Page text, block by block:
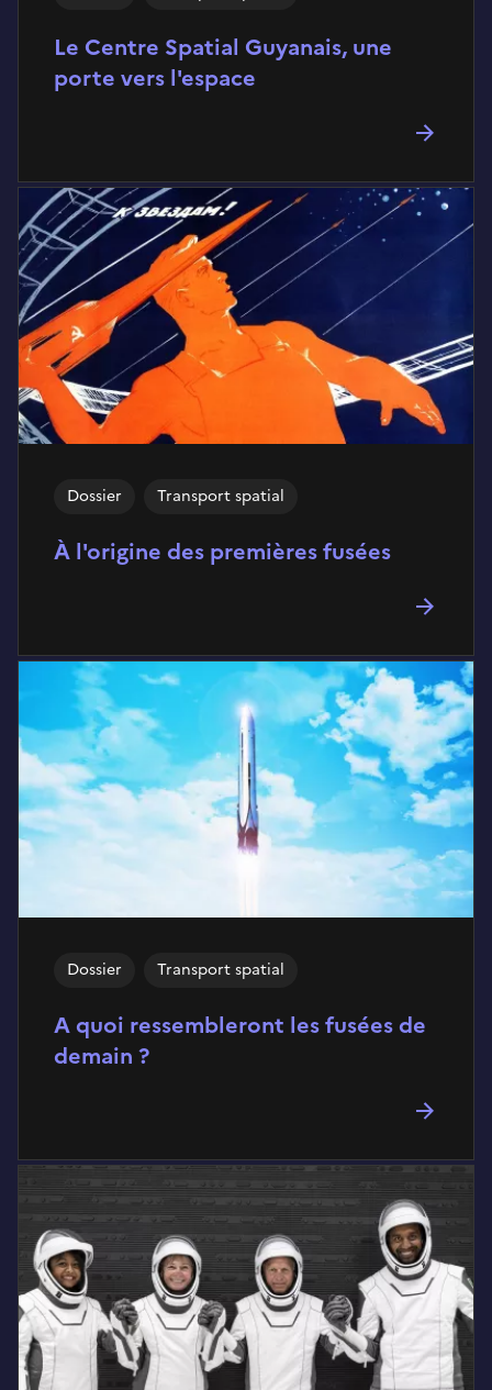
Le Centre Spatial Guyanais, une
porte vers l'espace
À l'origine des premières fusées
Dossier Transport spatial
A quoi ressembleront les fusées de
demain ?
Dossier Transport spatial